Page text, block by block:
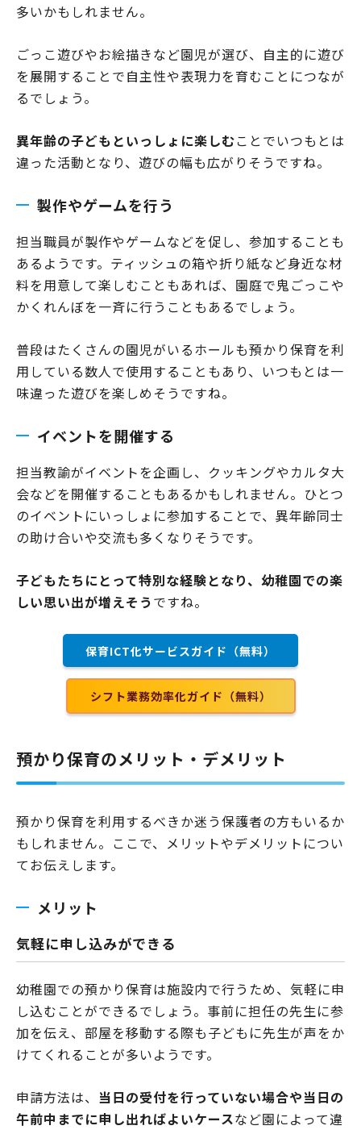
多いかもしれません。
ごっこ遊びやお絵描きなど園児が選び、自主的に遊び
を展開することで自主性や表現力を育むことにつなが
るでしょう。
異年齢の子どもといっしょに楽しむことでいつもとは
違った活動となり、遊びの幅も広がりそうですね。
製作やゲームを行う
担当職員が製作やゲームなどを促し、参加することも
あるようです。ティッシュの箱や折り紙など身近な材
料を用意して楽しむこともあれば、園庭で鬼ごっこや
かくれんぼを一斉に行うこともあるでしょう。
普段はたくさんの園児がいるホールも預かり保育を利
用している数人で使用することもあり、いつもとは一
味違った遊びを楽しめそうですね。
イベントを開催する
担当教諭がイベントを企画し、クッキングやカルタ大
会などを開催することもあるかもしれません。ひとつ
のイベントにいっしょに参加することで、異年齢同士
の助け合いや交流も多くなりそうです。
子どもたちにとって特別な経験となり、幼稚園での楽
しい思い出が増えそう ですね。
保育ICT化サービスガイド（無料）
シフト業務効率化ガイド（無料）
預かり保育のメリット・デメリット
預かり保育を利用するべきか迷う保護者の方もいるか
もしれません。ここで、メリットやデメリットについ
てお伝えします。
メリット
気軽に申し込みができる
幼稚園での預かり保育は施設内で行うため、気軽に申
し込むことができるでしょう。事前に担任の先生に参
加を伝え、部屋を移動する際も子どもに先生が声をか
けてくれることが多いようです。
申請方法は、 当日の受付を行っていない場合や当日の
午前中までに申し出ればよいケースなど園によって違